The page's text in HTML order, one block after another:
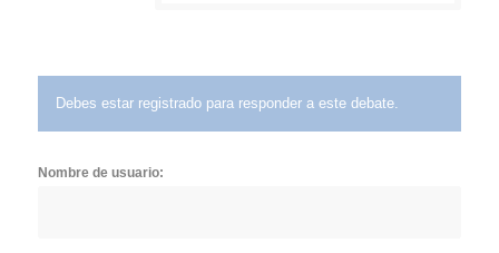
Debes estar registrado para responder a este debate.
Nombre de usuario: